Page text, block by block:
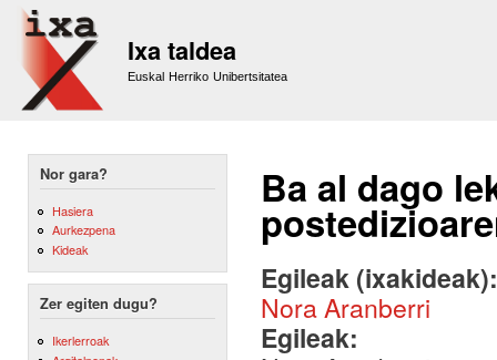
Ixa taldea
Euskal Herriko Unibertsitatea
Nor gara?
Hasiera
Aurkezpena
Kideak
Zer egiten dugu?
Ikerlerroak
Ba al dago
Egileak
Nora Aranberri
Egileak: